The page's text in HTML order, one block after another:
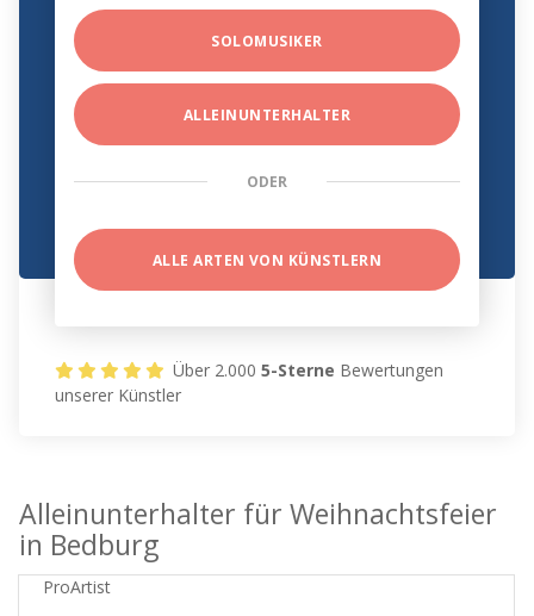
SOLOMUSIKER
ALLEINUNTERHALTER
ODER
ALLE ARTEN VON KÜNSTLERN
Über 2.0005-Sterne Bewertungen
unserer Künstler
Alleinunterhalter für Weihnachtsfeier
in Bedburg
ProArtist